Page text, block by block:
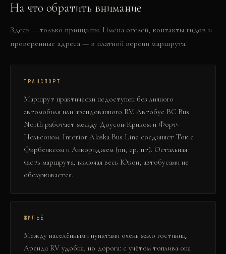
На что обратить внимание
Здесь — только принципы. Имена отелей, контакты гидов и
проверенные адреса — в платной версии маршрута.
ТРАНСПОРТ
Маршрут практически недоступен без личного
автомобиля или арендованного RV. Автобус BC Bus
North работает между Доусон-Криком и Форт-
Нельсоном. Interior Alaska Bus Line соединяет Ток с
Фэрбенксом и Анкориджем (пн, ср, пт). Остальная
часть маршрута, включая весь Юкон, автобусами не
обслуживается.
ЖИЛЬЁ
Между населёнными пунктами очень мало гостиниц.
Аренда RV удобна, но дорога: с учётом топлива она